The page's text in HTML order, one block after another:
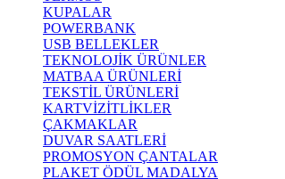
KUPALAR
POWERBANK
USB BELLEKLER
TEKNOLOJİK ÜRÜNLER
MATBAA ÜRÜNLERİ
TEKSTİL ÜRÜNLERİ
KARTVİZİTLİKLER
ÇAKMAKLAR
DUVAR SAATLERİ
PROMOSYON ÇANTALAR
PLAKET ÖDÜL MADALYA